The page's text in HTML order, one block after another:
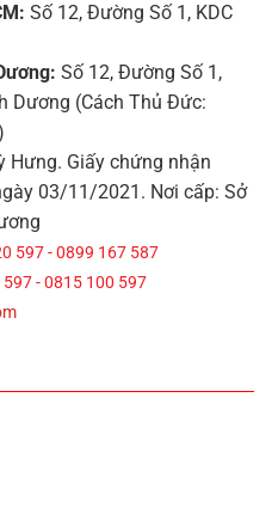
Số 12, Đường Số 1, KDC
Số 12, Đường Số 1,
Dương (Cách Thủ Đức:
Hưng. Giấy chứng nhận
03/11/2021. Nơi cấp: Sở
597 - 0899 167 587
- 0815 100 597